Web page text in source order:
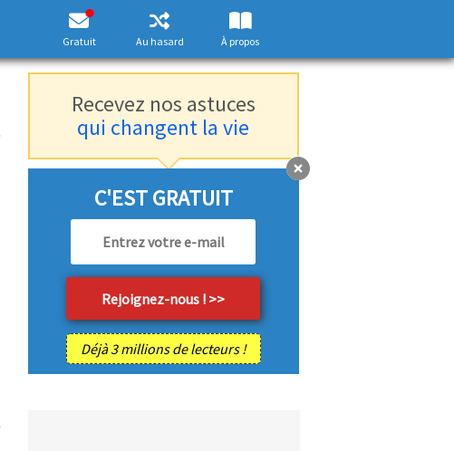
Gratuit Au hasard À propos
Recevez nos astuces
qui changent la vie
C'EST GRATUIT
Déjà 3 millions de lecteurs !